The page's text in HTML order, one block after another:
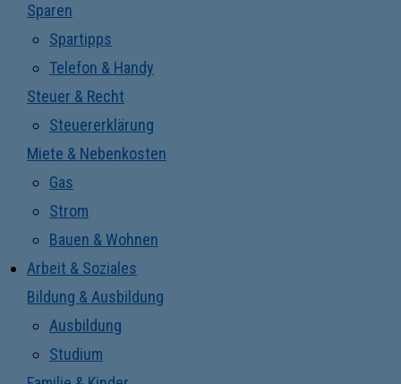
Sparen
Spartipps
Telefon & Handy
Steuer & Recht
Steuererklärung
Miete & Nebenkosten
Gas
Strom
Bauen & Wohnen
Arbeit & Soziales
Bildung & Ausbildung
Ausbildung
Studium